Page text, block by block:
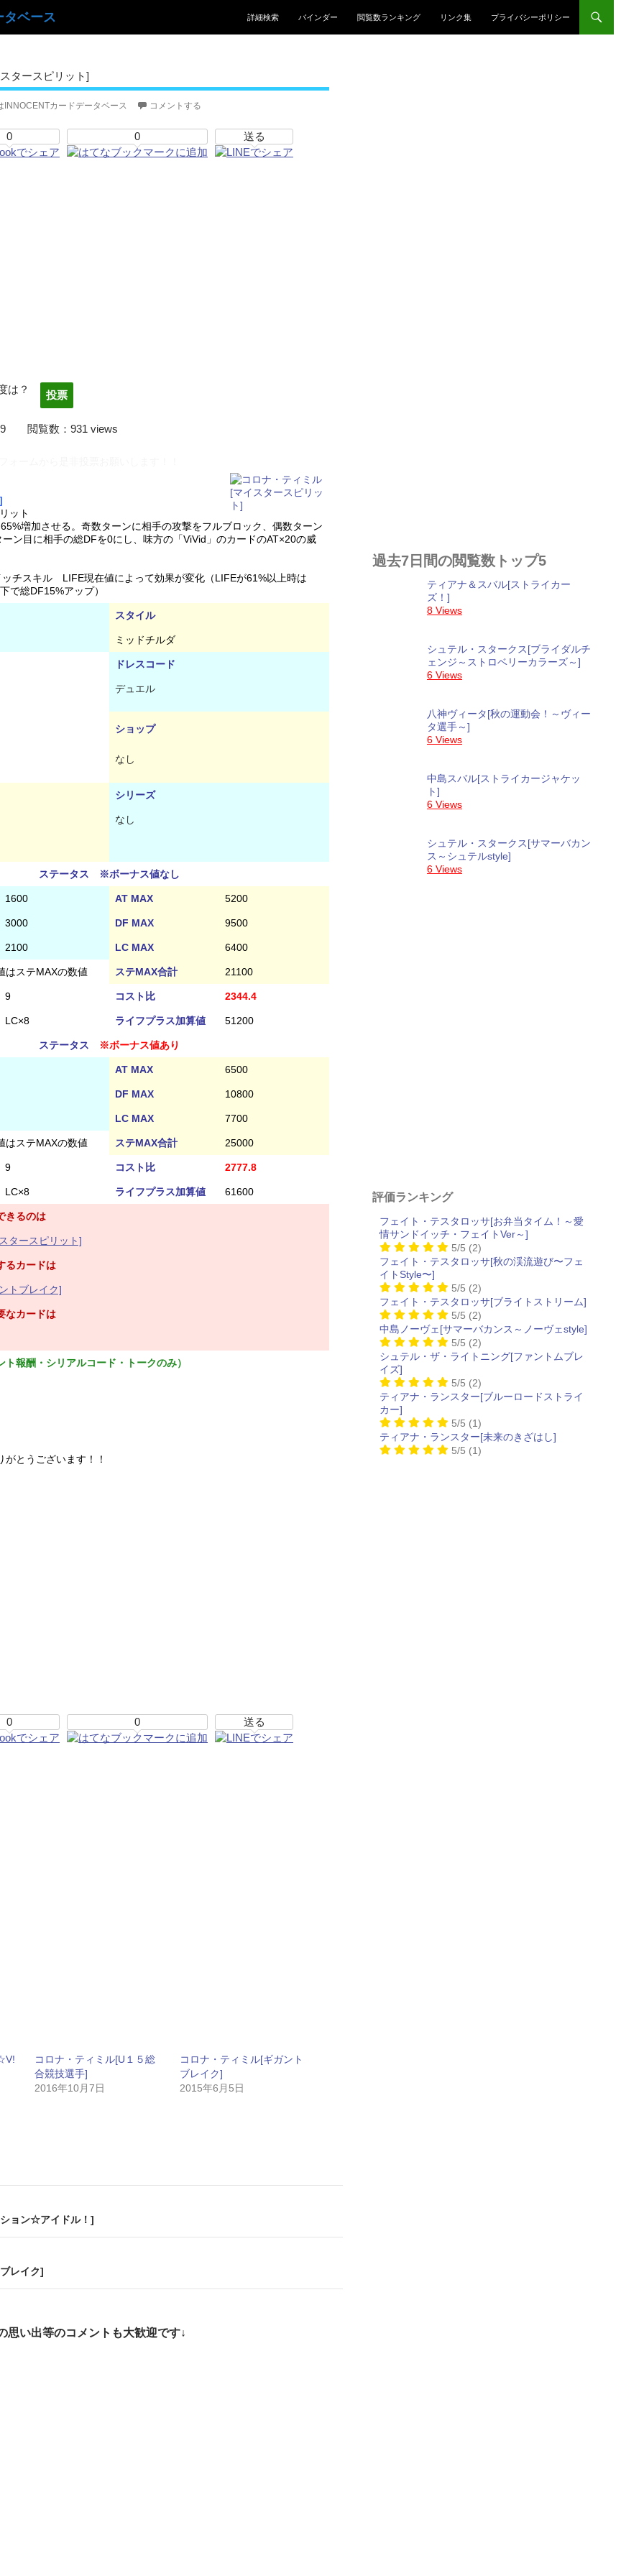
タベース
詳細検索
バインダー 閲覧数ランキング リンク集 プライバシーポリシー
タースピリット]
INNOCENTカードデータベース コメントする
0 0 送る
は？
03/09 閲覧数：931 views
ット
増加させる。奇数ターンに相手の攻撃をフルブロック、偶数ターン
ン目に相手の総DFを0にし、味方の「ViVid」のカードのAT×20の威
チスキル LIFE現在値によって効果が変化（LIFEが61%以上時は
で総DF15%アップ）
スタイル
ミッドチルダ
ドレスコード
デュエル
ショップ
なし
シリーズ
なし
ステータス ※ボーナス値なし
1600 AT MAX 5200
3000 DF MAX 9500
2100 LC MAX 6400
はステMAXの数値 ステMAX合計 21100
9 コスト比 2344.4
LC×8 ライフプラス加算値 51200
ステータス ※ボーナス値あり
AT MAX 6500
DF MAX 10800
LC MAX 7700
はステMAXの数値 ステMAX合計 25000
9 コスト比 2777.8
LC×8 ライフプラス加算値 61600
きるのは
タースピリット]
るカードは
トブレイク]
なカードは
報酬・シリアルコード・トークのみ）
とうございます！！
0 0 送る
コロナ・ティミル[U１５総
合競技選手]
2016年10月7日
コロナ・ティミル[ギガント
ブレイク]
2015年6月5日
ョン☆アイドル！]
レイク]
思い出等のコメントも大歓迎です↓
過去7日間の閲覧数トップ5
ティアナ＆スバル[ストライカー
ズ！]
8 Views
シュテル・スタークス[ブライダルチ
ェンジ～ストロベリーカラーズ～]
6 Views
八神ヴィータ[秋の運動会！～ヴィー
タ選手～]
6 Views
中島スバル[ストライカージャケッ
ト]
6 Views
シュテル・スタークス[サマーバカン
ス～シュテルstyle]
6 Views
評価ランキング
フェイト・テスタロッサ[お弁当タイム！～愛
情サンドイッチ・フェイトVer～]
5/5 (2)
フェイト・テスタロッサ[秋の渓流遊び〜フェ
イトStyle〜]
5/5 (2)
フェイト・テスタロッサ[ブライトストリーム]
5/5 (2)
中島ノーヴェ[サマーバカンス～ノーヴェstyle]
5/5 (2)
シュテル・ザ・ライトニング[ファントムブレ
イズ]
5/5 (2)
ティアナ・ランスター[ブルーロードストライ
カー]
5/5 (1)
ティアナ・ランスター[未来のきざはし]
5/5 (1)